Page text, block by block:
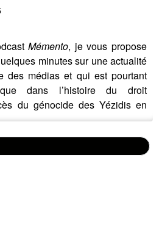
Mémento, je vous propose
minutes sur une actualité
des médias et qui est pourtant
dans l’histoire du droit
du génocide des Yézidis en
ce génocide dans un épisode
Je vous invite évidemment